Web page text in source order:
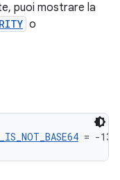
puoi mostrare la
o
= -13